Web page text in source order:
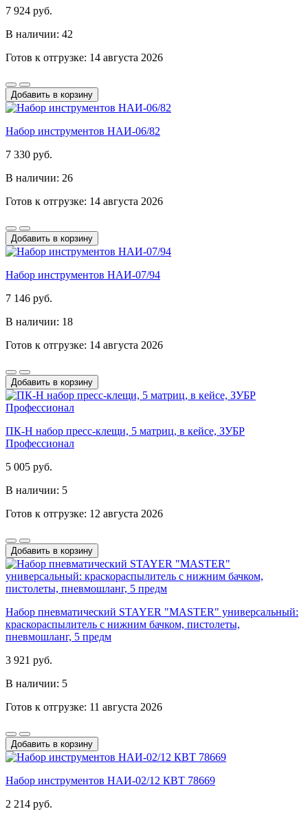
7 924 руб.
В наличии: 42
Готов к отгрузке: 14 августа 2026
Добавить в корзину
Набор инструментов НАИ-06/82
7 330 руб.
В наличии: 26
Готов к отгрузке: 14 августа 2026
Добавить в корзину
Набор инструментов НАИ-07/94
7 146 руб.
В наличии: 18
Готов к отгрузке: 14 августа 2026
Добавить в корзину
ПК-Н набор пресс-клещи, 5 матриц, в кейсе, ЗУБР
Профессионал
5 005 руб.
В наличии: 5
Готов к отгрузке: 12 августа 2026
Добавить в корзину
Набор пневматический STAYER "MASTER" универсальный:
краскораспылитель с нижним бачком, пистолеты,
пневмошланг, 5 предм
3 921 руб.
В наличии: 5
Готов к отгрузке: 11 августа 2026
Добавить в корзину
Набор инструментов НАИ-02/12 КВТ 78669
2 214 руб.